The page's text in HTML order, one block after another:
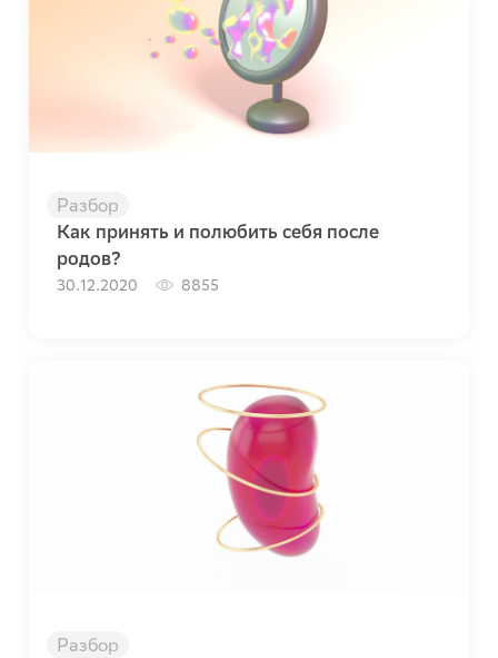
Разбор
Как принять и полюбить себя после
родов?
30.12.2020 8855
Разбор